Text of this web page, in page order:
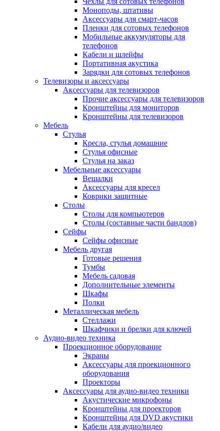
Моноподы, штативы
Аксессуары для смарт-часов
Пленки для сотовых телефонов
Мобильные аккумуляторы для
телефонов
Кабели и шлейфы
Портативная акустика
Зарядки для сотовых телефонов
Телевизоры и аксессуары
Аксессуары для телевизоров
Прочие аксессуары для телевизоров
Кронштейны для мониторов
Кронштейны для телевизоров
Мебель
Стулья
Кресла, стулья домашние
Стулья офисные
Стулья на заказ
Мебельные аксессуары
Вешалки
Аксессуары для кресел
Коврики защитные
Столы
Столы для компьютеров
Столы (составные части бандлов)
Сейфы
Сейфы офисные
Мебель другая
Готовые решения
Тумбы
Мебель садовая
Дополнительные элементы
Шкафы
Полки
Металлическая мебель
Стеллажи
Шкафчики и брелки для ключей
Аудио-видео техника
Проекционное оборудование
Экраны
Аксессуары для проекционного
оборудования
Проекторы
Аксессуары для аудио-видео техники
Акустические микрофоны
Кронштейны для проекторов
Кронштейны для DVD акустики
Кабели для аудио/видео